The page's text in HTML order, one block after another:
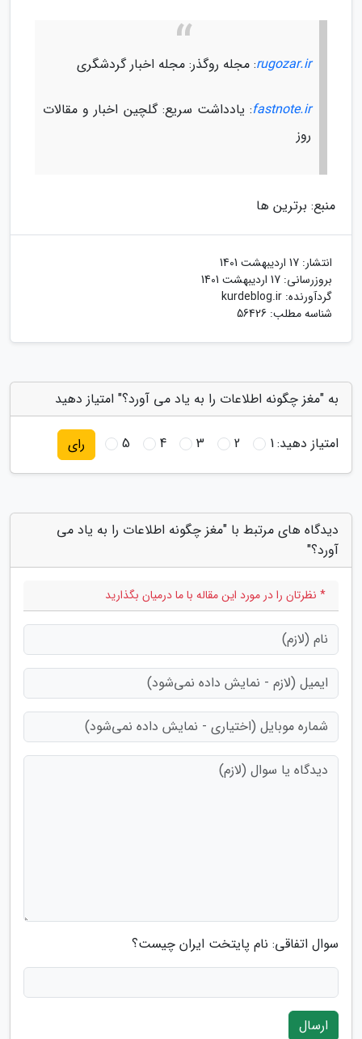
rugozar.ir: مجله روگذر: مجله اخبار گردشگری
fastnote.ir: یادداشت سریع: گلچین اخبار و مقالات
روز
منبع: برترین ها
انتشار: 17 اردیبهشت 1401
بروزرسانی: 17 اردیبهشت 1401
گردآورنده: kurdeblog.ir
شناسه مطلب: 56426
به "مغز چگونه اطلاعات را به یاد می آورد؟" امتیاز دهید
امتیاز دهید:1
2
3
4
5 رای
دیدگاه های مرتبط با "مغز چگونه اطلاعات را به یاد می
آورد؟"
* نظرتان را در مورد این مقاله با ما درمیان بگذارید
سوال اتفاقی: نام پایتخت ایران چیست؟
ارسال